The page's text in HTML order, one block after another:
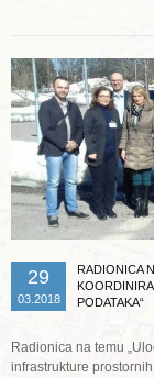
29
03.2018
RADIONICA
PODATAKA“
Radionica na temu
infrastrukture